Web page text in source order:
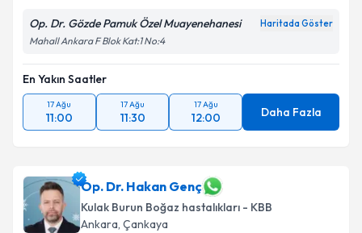
Op. Dr. Gözde Pamuk Özel Muayenehanesi Haritada Göster
Mahall Ankara F Blok Kat:1 No:4
En Yakın Saatler
17 Ağu
11:00
17 Ağu
11:30
17 Ağu
12:00 Daha Fazla
Op. Dr. Hakan Genç
Kulak Burun Boğaz hastalıkları - KBB
Ankara, Çankaya